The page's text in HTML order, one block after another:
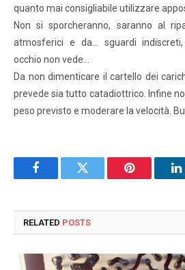
quanto mai consigliabile utilizzare
Non si sporcheranno, saranno al
atmosferici e da… sguardi
occhio non vede…
Da non dimenticare il cartello dei
prevede sia tutto catadiottrico. Infine
peso previsto e moderare la velocità.
FacebookTwitter Pinterest
RELATED POSTS